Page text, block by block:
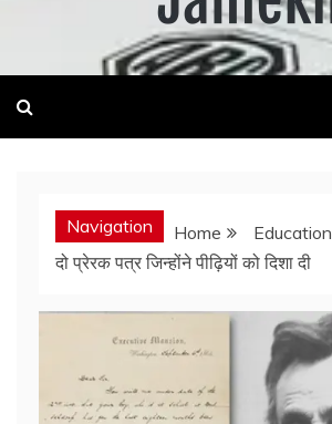
News for Public
Navigation Home
Education
दो प्रेरक पत्र जिन्होंने पीढ़ियों को दिशा दी